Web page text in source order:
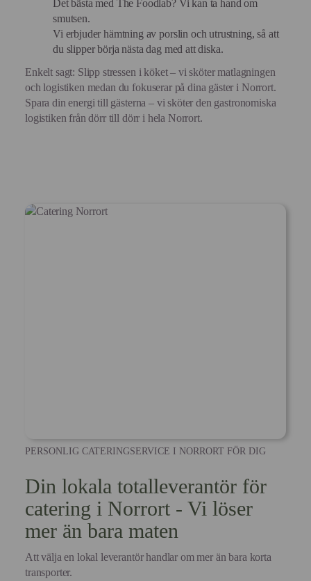
Det bästa med The Foodlab? Vi kan ta hand om
smutsen.
Vi erbjuder hämtning av porslin och utrustning, så att
du slipper börja nästa dag med att diska.
Enkelt sagt: Slipp stressen i köket – vi sköter matlagningen
och logistiken medan du fokuserar på dina gäster i Norrort.
Spara din energi till gästerna – vi sköter den gastronomiska
logistiken från dörr till dörr i hela Norrort.
PERSONLIG CATERINGSERVICE I NORRORT FÖR DIG
Din lokala totalleverantör för
catering i Norrort - Vi löser
mer än bara maten
Att välja en lokal leverantör handlar om mer än bara korta
transporter.